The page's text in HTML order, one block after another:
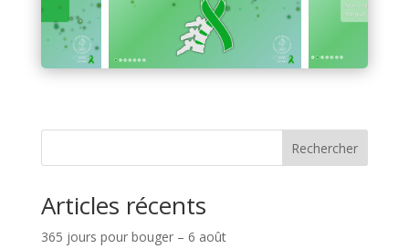
Rechercher
Articles récents
365 jours pour bouger – 6 août